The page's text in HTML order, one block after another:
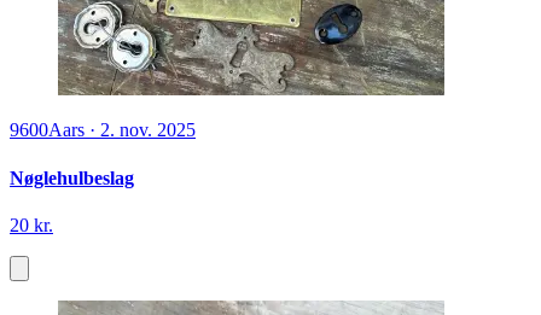
9600Aars · 2. nov. 2025
Nøglehulbeslag
20 kr.